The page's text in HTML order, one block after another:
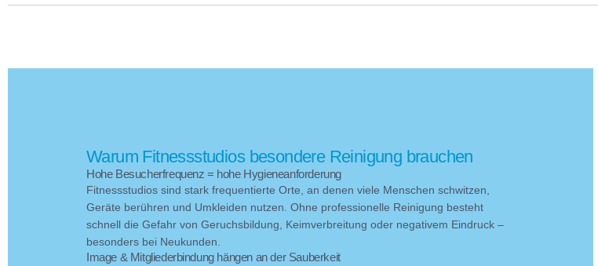
Warum Fitnessstudios besondere Reinigung brauchen
Hohe Besucherfrequenz = hohe Hygieneanforderung
Fitnessstudios sind stark frequentierte Orte, an denen viele Menschen schwitzen,
Geräte berühren und Umkleiden nutzen. Ohne professionelle Reinigung besteht
schnell die Gefahr von Geruchsbildung, Keimverbreitung oder negativem Eindruck –
besonders bei Neukunden.
Image & Mitgliederbindung hängen an der Sauberkeit